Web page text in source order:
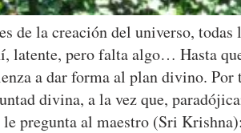
de la creación del universo,
latente, pero falta algo… Hasta
a dar forma al plan divino.
divina, a la vez que,
pregunta al maestro (Sri